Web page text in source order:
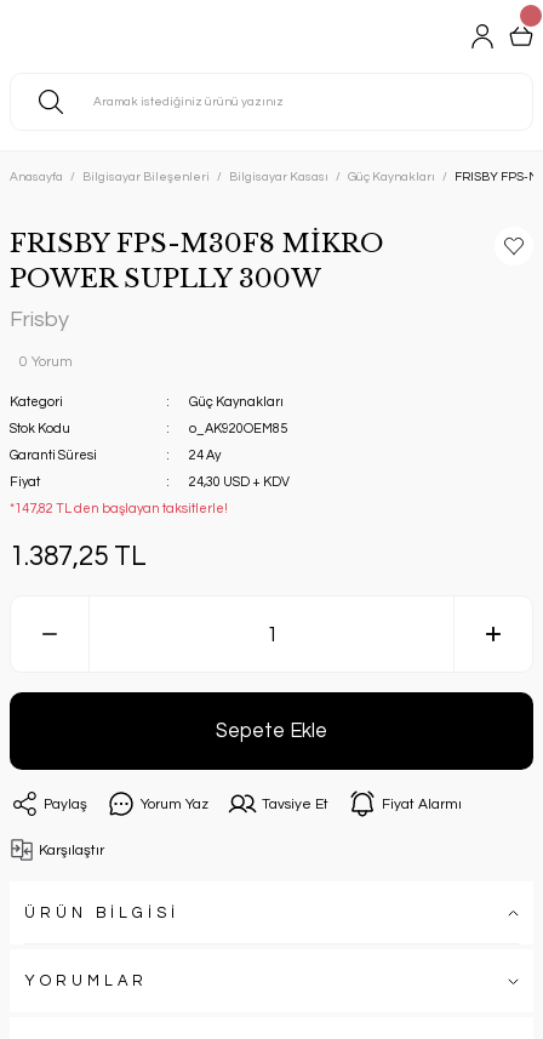
Anasayfa Bilgisayar Bileşenleri Bilgisayar Kasası Güç Kaynakları FRISBY FPS-
FRISBY FPS-M30F8 MİKRO
POWER SUPLLY 300W
Frisby
0 Yorum
Kategori
Güç Kaynakları
Stok Kodu
o_AK920OEM85
Garanti Süresi
24 Ay
Fiyat
24,30 USD + KDV
*147,82 TL den başlayan taksitlerle!
1.387,25 TL
Sepete Ekle
Paylaş Yorum Yaz Tavsiye Et Fiyat Alarmı
Karşılaştır
ÜRÜN BİLGİSİ
YORUMLAR